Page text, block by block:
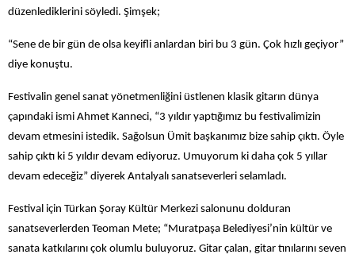
düzenlediklerini söyledi. Şimşek;
“Sene de bir gün de olsa keyifli anlardan biri bu 3 gün. Çok hızlı geçiyor”
diye konuştu.
Festivalin genel sanat yönetmenliğini üstlenen klasik gitarın dünya
çapındaki ismi Ahmet Kanneci, “3 yıldır yaptığımız bu festivalimizin
devam etmesini istedik. Sağolsun Ümit başkanımız bize sahip çıktı. Öyle
sahip çıktı ki 5 yıldır devam ediyoruz. Umuyorum ki daha çok 5 yıllar
devam edeceğiz” diyerek Antalyalı sanatseverleri selamladı.
Festival için Türkan Şoray Kültür Merkezi salonunu dolduran
sanatseverlerden Teoman Mete; “Muratpaşa Belediyesi’nin kültür ve
sanata katkılarını çok olumlu buluyoruz. Gitar çalan, gitar tınılarını seven